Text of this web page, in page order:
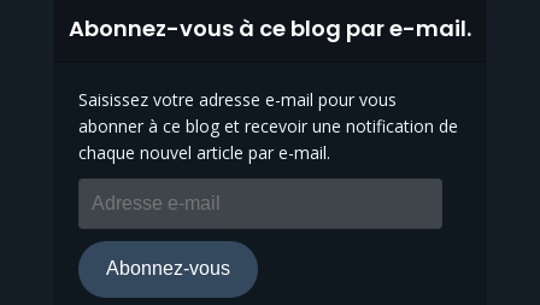
Abonnez-vous à ce blog par e-mail.
Saisissez votre adresse e-mail pour vous
abonner à ce blog et recevoir une notification de
chaque nouvel article par e-mail.
e-
mail
Abonnez-vous